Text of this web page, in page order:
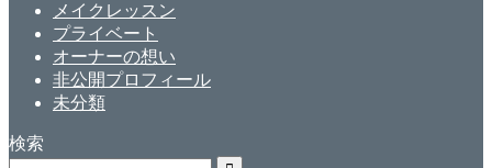
メイクレッスン
プライベート
オーナーの想い
非公開プロフィール
未分類
検索